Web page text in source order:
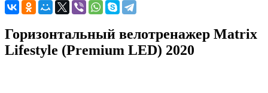
Горизонтальный велотренажер Matrix
Lifestyle (Premium LED) 2020